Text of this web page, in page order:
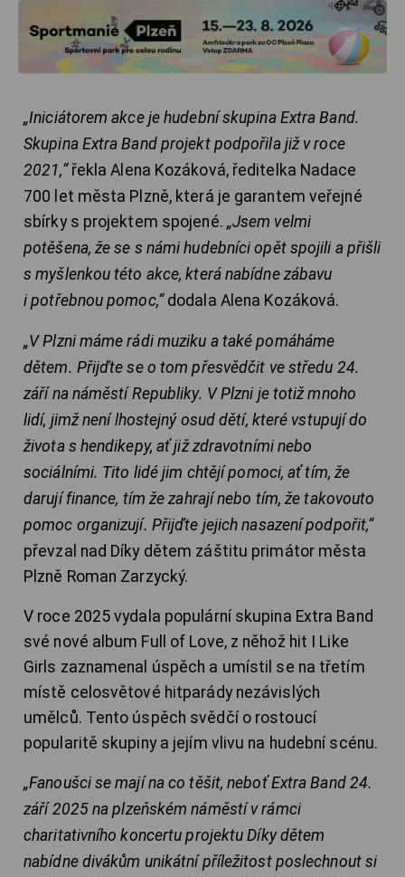
„Iniciátorem akce je hudební skupina Extra Band.
Skupina Extra Band projekt podpořila již v roce
2021,“řekla Alena Kozáková, ředitelka Nadace
700 let města Plzně, která je garantem veřejné
sbírky s projektem spojené. „Jsem velmi
potěšena, že se s námi hudebníci opět spojili a přišli
s myšlenkou této akce, která nabídne zábavu
i potřebnou pomoc,“ dodala Alena Kozáková.
„V Plzni máme rádi muziku a také pomáháme
dětem. Přijďte se o tom přesvědčit ve středu 24.
září na náměstí Republiky. V Plzni je totiž mnoho
lidí, jimž není lhostejný osud dětí, které vstupují do
života s hendikepy, ať již zdravotními nebo
sociálními. Tito lidé jim chtějí pomoci, ať tím, že
darují finance, tím že zahrají nebo tím, že takovouto
pomoc organizují. Přijďte jejich nasazení podpořit,“
převzal nad Díky dětem záštitu primátor města
Plzně Roman Zarzycký.
V roce 2025 vydala populární skupina Extra Band
své nové album Full of Love, z něhož hit I Like
Girls zaznamenal úspěch a umístil se na třetím
místě celosvětové hitparády nezávislých
umělců. Tento úspěch svědčí o rostoucí
popularitě skupiny a jejím vlivu na hudební scénu.
„Fanoušci se mají na co těšit, neboť Extra Band 24.
září 2025 na plzeňském náměstí v rámci
charitativního koncertu projektu Díky dětem
nabídne divákům unikátní příležitost poslechnout si